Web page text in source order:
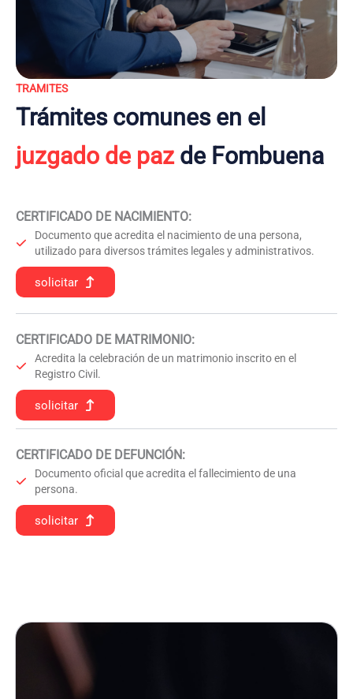
TRAMITES
Trámites comunes en el
juzgado de pazde Fombuena
CERTIFICADO DE NACIMIENTO:
Documento que acredita el nacimiento de una persona,
utilizado para diversos trámites legales y administrativos.
solicitar
CERTIFICADO DE MATRIMONIO:
Acredita la celebración de un matrimonio inscrito en el
Registro Civil.
solicitar
CERTIFICADO DE DEFUNCIÓN:
Documento oficial que acredita el fallecimiento de una
persona.
solicitar